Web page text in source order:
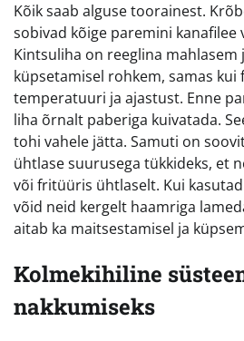
Kõik saab alguse toorainest.
sobivad kõige paremini kanafilee
Kintsuliha on reeglina mahlasem
küpsetamisel rohkem, samas kui
temperatuuri ja ajastust. Enne
liha õrnalt paberiga kuivatada.
tohi vahele jätta. Samuti on
ühtlase suurusega tükkideks, et
või fritüüris ühtlaselt. Kui
võid neid kergelt haamriga
aitab ka maitsestamisel ja
Kolmekihiline
nakkumiseks